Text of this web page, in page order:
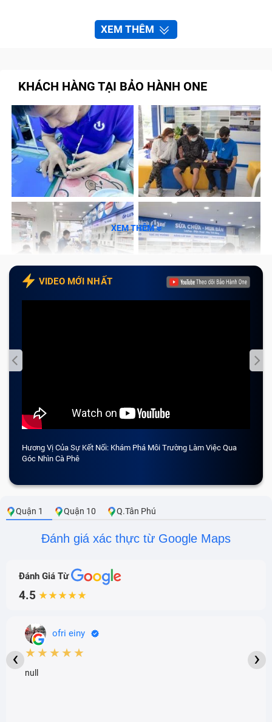
XEM THÊM
KHÁCH HÀNG TẠI BẢO HÀNH ONE
XEM THÊM
VIDEO MỚI NHẤT
Hương Vị Của Sự Kết Nối: Khám Phá Môi Trường Làm Việc Qua
Góc Nhìn Cà Phê
Quận 1 Quận 10 Q.Tân Phú
Đánh giá xác thực từ Google Maps
Đánh Giá Từ
4.5 ★★★★★
ofri einy
★★★★★
null
‹ ›